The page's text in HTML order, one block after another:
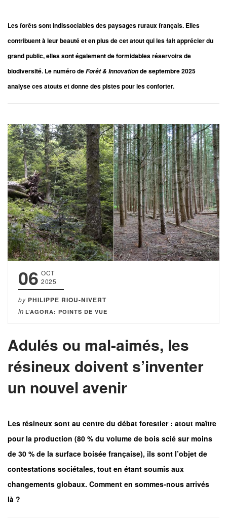
Les forêts sont indissociables des paysages ruraux français. Elles
contribuent à leur beauté et en plus de cet atout qui les fait apprécier du
grand public, elles sont également de formidables réservoirs de
biodiversité. Le numéro deForêt & Innovationde septembre 2025
analyse ces atouts et donne des pistes pour les conforter.
06 OCT
2025
by PHILIPPE RIOU-NIVERT
in L’AGORA: POINTS DE VUE
Adulés ou mal-aimés, les
résineux doivent s’inventer
un nouvel avenir
Les résineux sont au centre du débat forestier : atout maître
pour la production (80 % du volume de bois scié sur moins
de 30 % de la surface boisée française), ils sont l’objet de
contestations sociétales, tout en étant soumis aux
changements globaux. Comment en sommes-nous arrivés
là ?